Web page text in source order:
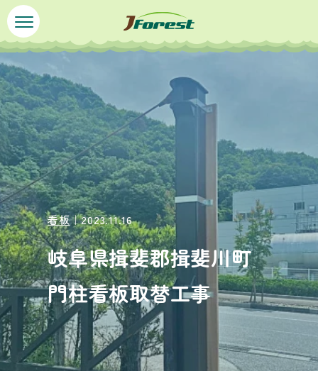
ペ
ー
ジ
の
先
頭
で
す
。
メ
ニ
ュ
ー
を
飛
ば
し
て
本
文
へ
本
文
看板｜2023.11.16
岐阜県揖斐郡揖斐川町
門柱看板取替工事